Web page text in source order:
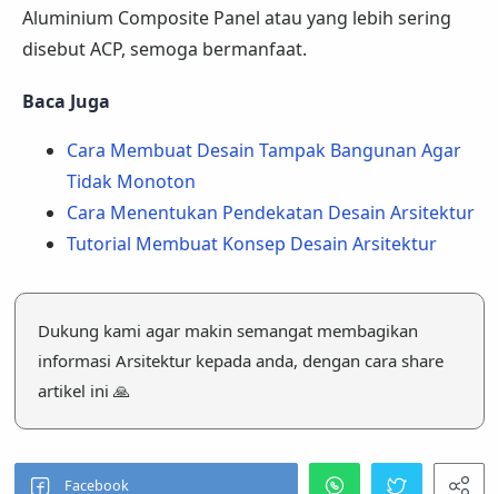
Aluminium Composite Panel atau yang lebih sering
disebut ACP, semoga bermanfaat.
Baca Juga
Cara Membuat Desain Tampak Bangunan Agar
Tidak Monoton
Cara Menentukan Pendekatan Desain Arsitektur
Tutorial Membuat Konsep Desain Arsitektur
Dukung kami agar makin semangat membagikan
informasi Arsitektur kepada anda, dengan cara share
artikel ini 🙏